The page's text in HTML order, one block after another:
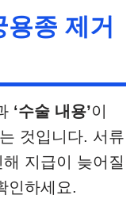
종 제거
‘수술 내용’이
것입니다. 서류
지급이 늦어질
인하세요.